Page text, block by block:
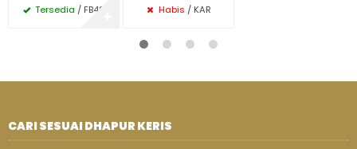
Tersedia / FB49 Habis / KAR
CARI SESUAI DHAPUR KERIS